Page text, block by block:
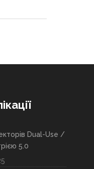
Dual-Use /
5.0